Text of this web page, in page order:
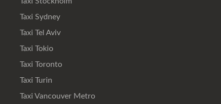
Taxi Sydney
Taxi Tel Aviv
Taxi Tokio
Taxi Toronto
Taxi Turin
Taxi Vancouver Metro